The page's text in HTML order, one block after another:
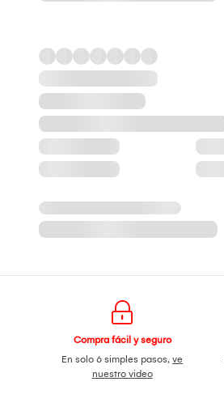
Compra fácil y seguro
En solo 6 simples pasos,ve
nuestro video